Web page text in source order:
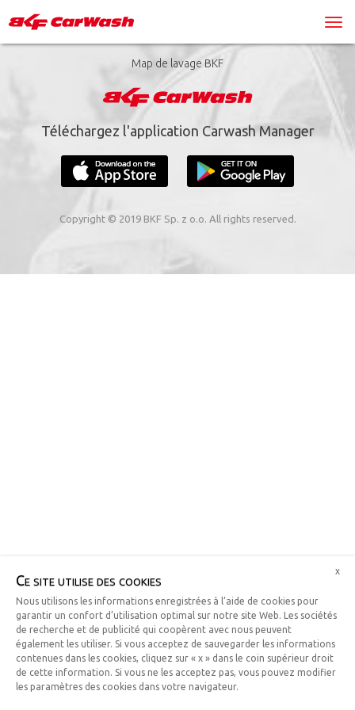
Map de lavage BKF
Téléchargez l'application Carwash Manager
Copyright © 2019 BKF Sp. z o.o. All rights reserved.
Ce site utilise des cookies
Nous utilisons les informations enregistrées à l’aide de cookies pour
garantir un confort d’utilisation optimal sur notre site Web. Les sociétés
de recherche et de publicité qui coopèrent avec nous peuvent
également les utiliser. Si vous acceptez de sauvegarder les informations
contenues dans les cookies, cliquez sur « x » dans le coin supérieur droit
de cette information. Si vous ne les acceptez pas, vous pouvez modifier
les paramètres des cookies dans votre navigateur.
x